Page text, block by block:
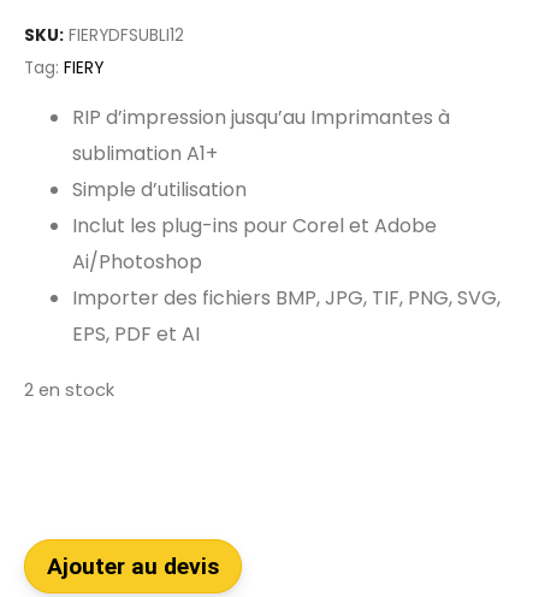
SKU: FIERYDFSUBLI12
Tag: FIERY
RIP d’impression jusqu’au Imprimantes à
sublimation A1+
Simple d’utilisation
Inclut les plug-ins pour Corel et Adobe
Ai/Photoshop
Importer des fichiers BMP, JPG, TIF, PNG, SVG,
EPS, PDF et AI
2 en stock
Ajouter au devis